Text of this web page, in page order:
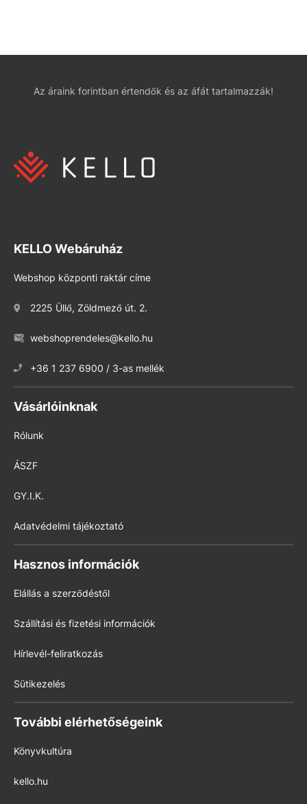
Az áraink forintban értendők és az áfát tartalmazzák!
KELLO Webáruház
Webshop központi raktár címe
2225 Üllő, Zöldmező út. 2.
webshoprendeles@kello.hu
+36 1 237 6900 / 3-as mellék
Vásárlóinknak
Rólunk
ÁSZF
GY.I.K.
Adatvédelmi tájékoztató
Hasznos információk
Elállás a szerződéstől
Szállítási és fizetési információk
Hírlevél-feliratkozás
Sütikezelés
További elérhetőségeink
Könyvkultúra
kello.hu